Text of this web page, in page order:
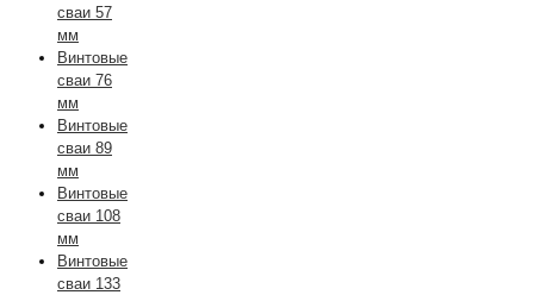
сваи 57
мм
Винтовые
сваи 76
мм
Винтовые
сваи 89
мм
Винтовые
сваи 108
мм
Винтовые
сваи 133